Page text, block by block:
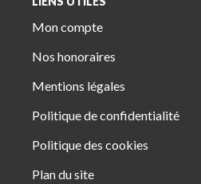
Mon compte
Nos honoraires
Mentions légales
Politique de confidentialité
Politique des cookies
Plan du site